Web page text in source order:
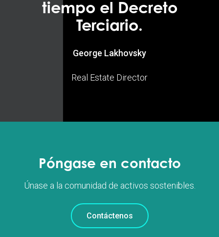
tiempo el Decreto
Terciario.
George Lakhovsky
Real Estate Director
Póngase en contacto
Únase a la comunidad de activos sostenibles.
Contáctenos